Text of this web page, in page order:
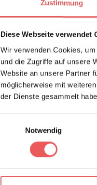
Zustimmung
Diese Webseite verwendet
Wir verwenden Cookies,
und die Zugriffe auf unsere
Website an unsere Partner
möglicherweise mit
der Dienste gesammelt
Notwendig